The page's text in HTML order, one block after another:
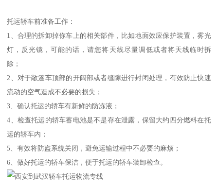
托运轿车前准备工作：
1、合理的拆卸掉你车上的相关部件，比如地面效应保护装置，雾光
灯，反光镜，可能的话，请您将天线尽量调低或者将天线临时拆
除；
2、对于敞篷车顶部的开阔部或者缝隙进行封闭处理，有效防止快速
流动的空气造成不必要的损失；
3、确认托运的轿车有新鲜的防冻液；
4、检查托运的轿车蓄电池是不是存在泄露，保留大约四分燃料在托
运的轿车内；
5、有效将防盗系统关闭，避免运输过程中不必要的麻烦；
6、做好托运的轿车保洁，便于托运的轿车装卸检查。